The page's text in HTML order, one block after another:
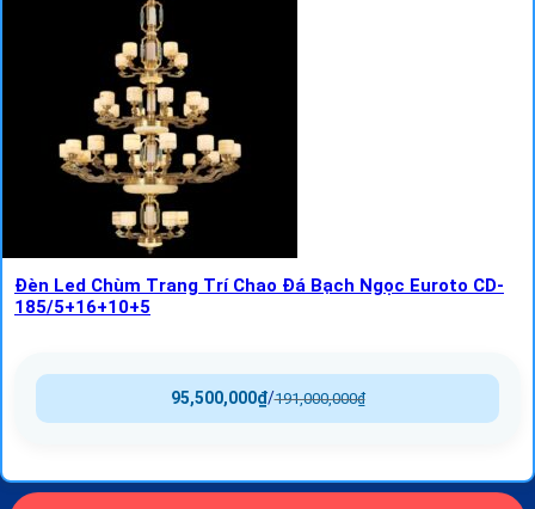
Đèn Led Chùm Trang Trí Chao Đá Bạch Ngọc Euroto CD-
185/5+16+10+5
191,000,000₫
/
95,500,000₫